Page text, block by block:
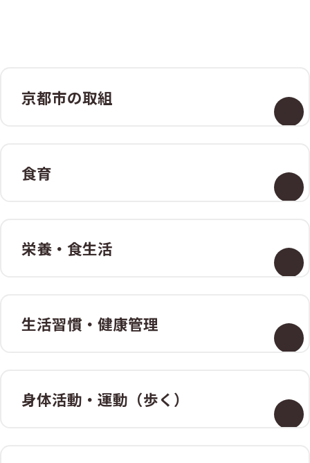
京都市の取組
食育
栄養・食生活
生活習慣・ 健康管理
身体活動・ 運動（歩く）